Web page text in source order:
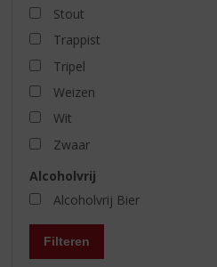
Stout
Trappist
Tripel
Weizen
Wit
Zwaar
Alcoholvrij
Alcoholvrij Bier
Filteren